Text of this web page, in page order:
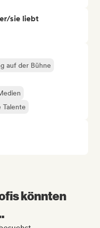
sie liebt
auf der Bühne
Talente
könnten